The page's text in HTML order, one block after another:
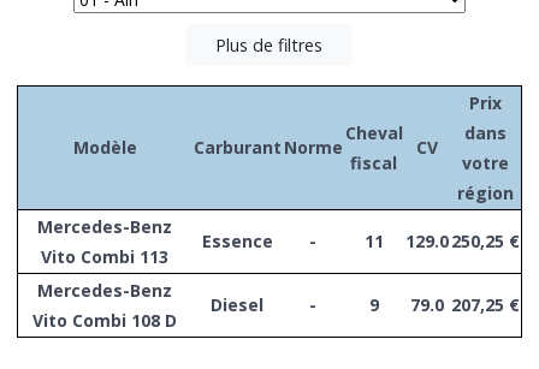
Plus de filtres
Modèle Carburant Norme
Cheval
fiscal
CV
Prix
dans
votre
région
Mercedes-Benz
Vito Combi 113
Essence - 11 129.0250,25 €
Mercedes-Benz
Vito Combi 108 D
Diesel - 9 79.0 207,25 €